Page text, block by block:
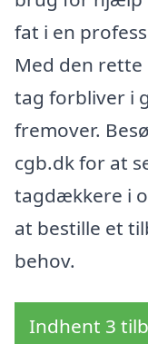
fat i en
Med den
tag forbliver i
fremover.
cgb.dk for at
tagdækkere i
at bestille et
behov.
Indhent 3